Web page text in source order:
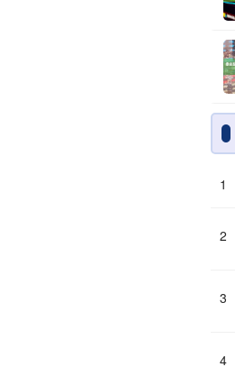
1
2
3
4